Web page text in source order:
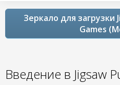
Зеркало для загрузки
Games
Введение в Jigsaw